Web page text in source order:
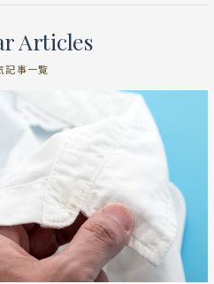
Articles
記事一覧